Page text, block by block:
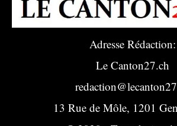
Adresse Rédaction:
Le Canton27.ch
13 Rue de Môle, 1201